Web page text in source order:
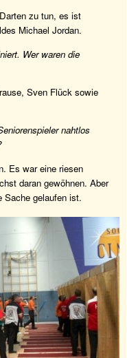
zu tun, es ist
Michael Jordan.
Wer waren die
Sven Flück sowie
nahtlos
Es war eine riesen
daran gewöhnen. Aber
Sache gelaufen ist.